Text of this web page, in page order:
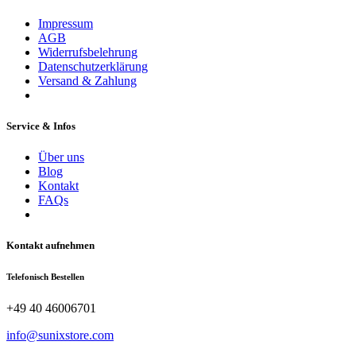
Impressum
AGB
Widerrufsbelehrung
Datenschutzerklärung
Versand & Zahlung
Service & Infos
Über uns
Blog
Kontakt
FAQs
Kontakt aufnehmen
Telefonisch Bestellen
+49 40 46006701
info@sunixstore.com